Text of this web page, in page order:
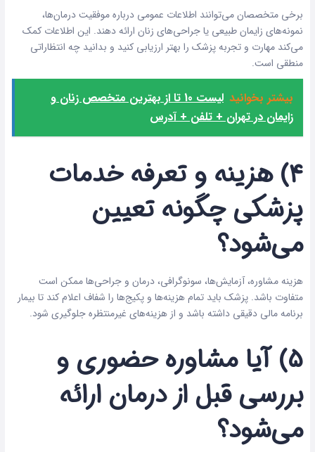
برخی متخصصان می‌توانند اطلاعات عمومی درباره موفقیت درمان‌ها،
نمونه‌های زایمان طبیعی یا جراحی‌های زنان ارائه دهند. این اطلاعات کمک
می‌کند مهارت و تجربه پزشک را بهتر ارزیابی کنید و بدانید چه انتظاراتی
منطقی است.
بیشتر بخوانید
لیست 10 تا از بهترین متخصص زنان و
زایمان در تهران + تلفن + آدرس
۴) هزینه و تعرفه خدمات
پزشکی چگونه تعیین
می‌شود؟
هزینه مشاوره، آزمایش‌ها، سونوگرافی، درمان و جراحی‌ها ممکن است
متفاوت باشد. پزشک باید تمام هزینه‌ها و پکیج‌ها را شفاف اعلام کند تا بیمار
برنامه مالی دقیقی داشته باشد و از هزینه‌های غیرمنتظره جلوگیری شود.
۵) آیا مشاوره حضوری و
بررسی قبل از درمان ارائه
می‌شود؟